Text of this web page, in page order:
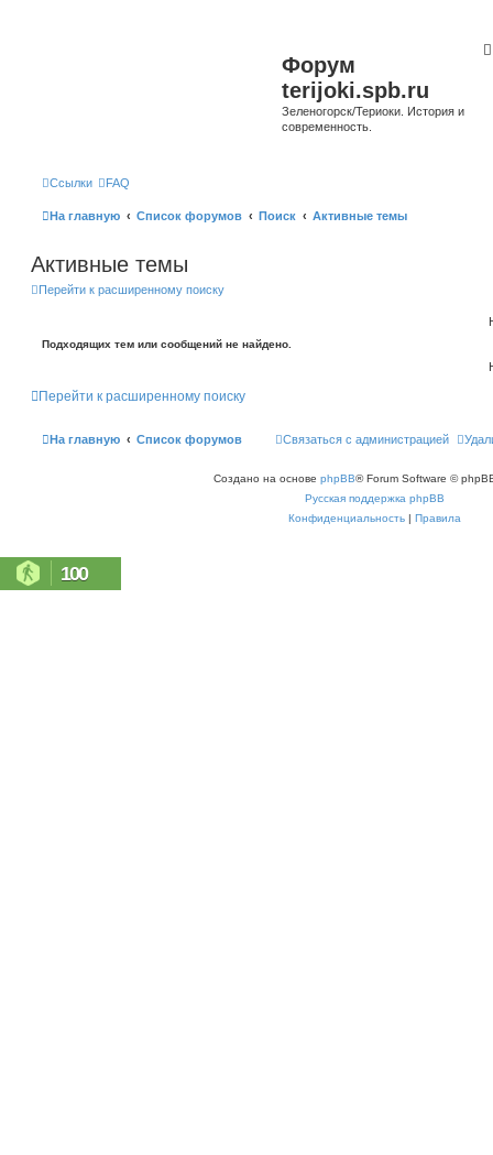
Форум
terijoki.spb.ru
Зеленогорск/Териоки. История и
современность.
Ссылки FAQ
На главную Список форумов Поиск Активные темы
Активные темы
Перейти к расширенному поиску
Подходящих тем или сообщений не найдено.
Перейти к расширенному поиску
На главную Список форумов Связаться с администрацией
Создано на основе phpBB® Forum Software ©
Русская поддержка phpBB
Конфиденциальность | Правила
100